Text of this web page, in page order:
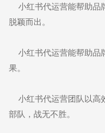
小红书代运营能帮助品
脱颖而出。
小红书代运营能帮助品
果。
小红书代运营团队以高
部队，战无不胜。